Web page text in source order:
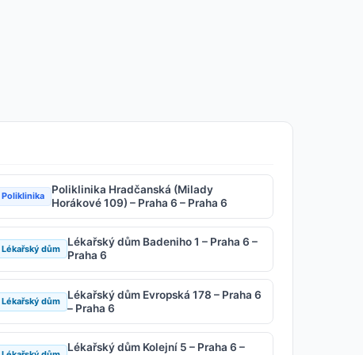
Poliklinika
Poliklinika Hradčanská (Milady
Horákové 109) – Praha 6 – Praha 6
Lékařský dům
Lékařský dům Badeniho 1 – Praha 6 –
Praha 6
Lékařský dům
Lékařský dům Evropská 178 – Praha 6
– Praha 6
Lékařský dům Kolejní 5 – Praha 6 –